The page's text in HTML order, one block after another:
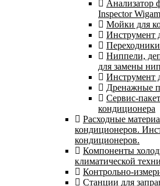
Анализатор
Inspector
Мойки для
Инструмент
Ниппели,
для замены
Инструмент
Дренажные
Сервис-
кондиционера
Расходные
кондиционеров.
кондиционеров.
Компоненты
климатической
Контрольно-
Станции для